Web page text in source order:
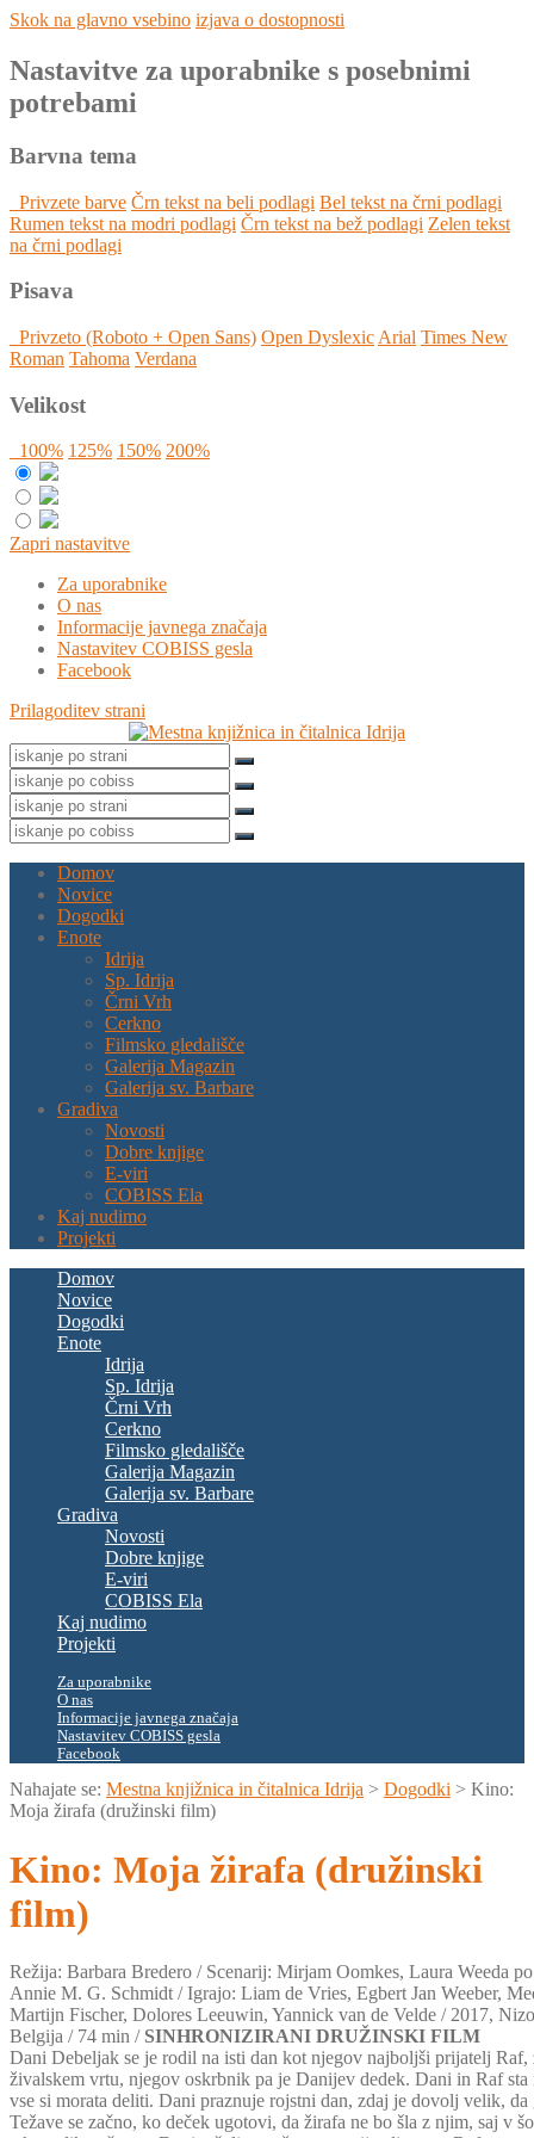
Skok na glavno vsebino izjava o dostopnosti
Nastavitve za uporabnike s posebnimi
potrebami
Barvna tema
Privzete barve Črn tekst na beli podlagi Bel tekst na črni podlagi
Rumen tekst na modri podlagi Črn tekst na bež podlagi Zelen tekst
na črni podlagi
Pisava
Privzeto (Roboto + Open Sans) Open Dyslexic Arial Times New
Roman Tahoma Verdana
Velikost
100% 125% 150% 200%
Zapri nastavitve
Za uporabnike
O nas
Informacije javnega značaja
Nastavitev COBISS gesla
Facebook
Prilagoditev strani
Domov
Novice
Dogodki
Enote
Idrija
Sp. Idrija
Črni Vrh
Cerkno
Filmsko gledališče
Galerija Magazin
Galerija sv. Barbare
Gradiva
Novosti
Dobre knjige
E-viri
COBISS Ela
Kaj nudimo
Projekti
Domov
Novice
Dogodki
Enote
Idrija
Sp. Idrija
Črni Vrh
Cerkno
Filmsko gledališče
Galerija Magazin
Galerija sv. Barbare
Gradiva
Novosti
Dobre knjige
E-viri
COBISS Ela
Kaj nudimo
Projekti
Za uporabnike
O nas
Informacije javnega značaja
Nastavitev COBISS gesla
Facebook
Nahajate se: Mestna knjižnica in čitalnica Idrija > Dogodki > Kino:
Moja žirafa (družinski film)
Kino: Moja žirafa (družinski
film)
Režija: Barbara Bredero / Scenarij: Mirjam Oomkes, Laura Weeda
Annie M. G. Schmidt / Igrajo: Liam de Vries, Egbert Jan Weeber,
Martijn Fischer, Dolores Leeuwin, Yannick van de Velde / 2017,
Belgija / 74 min / SINHRONIZIRANI DRUŽINSKI FILM
Dani Debeljak se je rodil na isti dan kot njegov najboljši prijatelj
živalskem vrtu, njegov oskrbnik pa je Danijev dedek. Dani in Raf
vse si morata deliti. Dani praznuje rojstni dan, zdaj je dovolj velik,
Težave se začno, ko deček ugotovi, da žirafa ne bo šla z njim, saj v